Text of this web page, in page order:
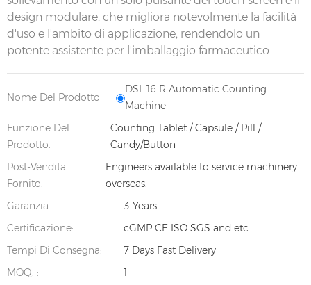
design modulare, che migliora notevolmente la facilità
d'uso e l'ambito di applicazione, rendendolo un
potente assistente per l'imballaggio farmaceutico.
Nome Del Prodotto
DSL 16 R Automatic Counting
Machine
Funzione Del
Prodotto:
Counting Tablet / Capsule / Pill /
Candy/Button
Post-Vendita
Fornito:
Engineers available to service machinery
overseas.
Garanzia:
3-Years
Certificazione:
cGMP CE ISO SGS and etc
Tempi Di Consegna:
7 Days Fast Delivery
MOQ. :
1